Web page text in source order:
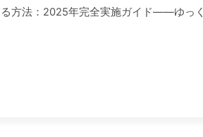
方法：2025年完全実施ガイド——ゆっく